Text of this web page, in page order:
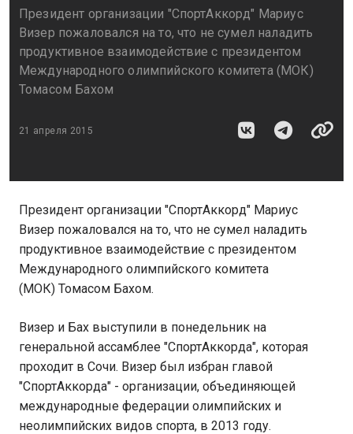
Президент организации "СпортАккорд" Мариус
Визер пожаловался на то, что не сумел наладить
продуктивное взаимодействие с президентом
Международного олимпийского комитета (МОК)
Томасом Бахом
21 апреля 2015
Президент организации "СпортАккорд" Мариус
Визер пожаловался на то, что не сумел наладить
продуктивное взаимодействие с президентом
Международного олимпийского комитета
(МОК) Томасом Бахом.
Визер и Бах выступили в понедельник на
генеральной ассамблее "СпортАккорда", которая
проходит в Сочи. Визер был избран главой
"СпортАккорда" - организации, объединяющей
международные федерации олимпийских и
неолимпийских видов спорта, в 2013 году.